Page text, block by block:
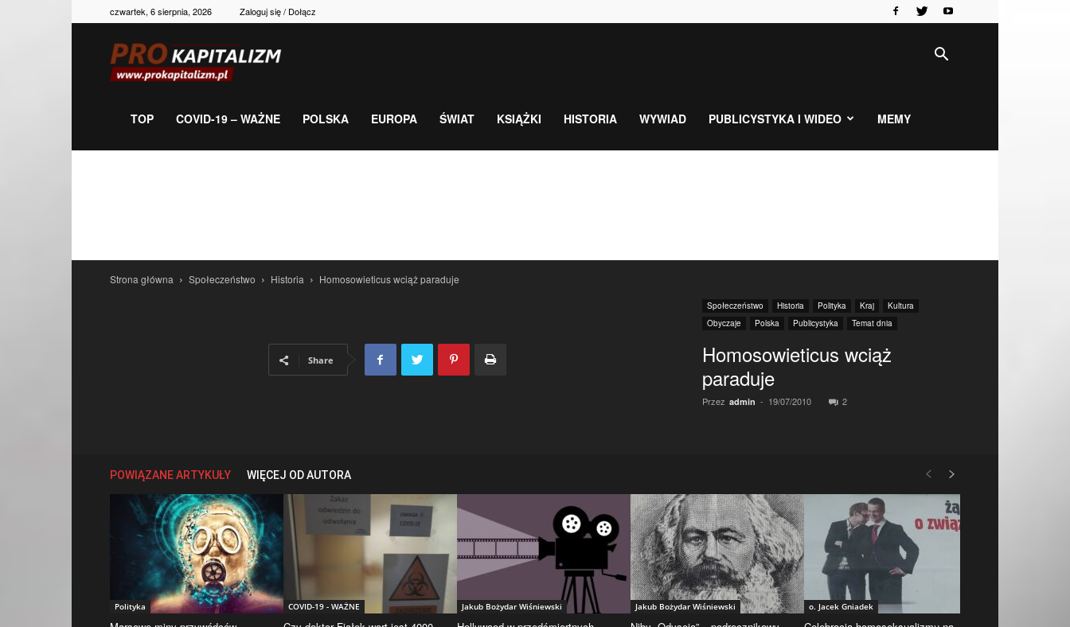
czwartek, 6 sierpnia, 2026 Zaloguj się / Dołącz
gospodarka,
TOP COVID-19 – WAŻNE POLSKA EUROPA ŚWIAT KSIĄŻKI HISTORIA WYWIAD PUBLICYSTYKA I WIDEO MEMY
Strona główna Społeczeństwo Historia Homosowieticus wciąż paraduje
Społeczeństwo Historia Polityka Kraj
Kultura
Obyczaje
Polska Publicystyka Temat dnia
Homosowieticus wciąż
paraduje
Przez admin - 19/07/2010 2
Share
POWIĄZANE ARTYKUŁY WIĘCEJ OD AUTORA
Polityka COVID-19 - WAŻNE Jakub Bożydar Wiśniewski Jakub Bożydar Wiśniewski o. Jacek Gniadek